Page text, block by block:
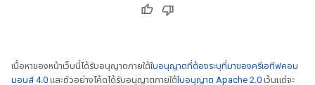
เนื้อหาของหน้าเว็บนี้ได้รับอนุญาตภายใต้ใบอนุญาตที่ต้องระบุที่มาของครีเอทีฟคอม
มอนส์ 4.0 และตัวอย่างโค้ดได้รับอนุญาตภายใต้ใบอนุญาต Apache 2.0 เว้นแต่จะ